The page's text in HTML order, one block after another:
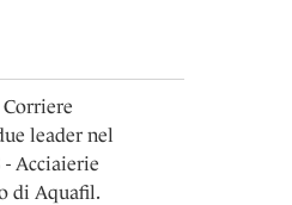
leader nel
Acciaierie
di Aquafil.